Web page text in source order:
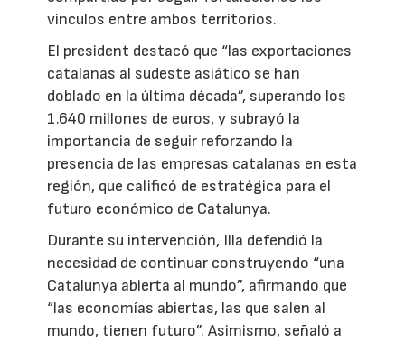
vínculos entre ambos territorios.
El president destacó que “las exportaciones
catalanas al sudeste asiático se han
doblado en la última década”, superando los
1.640 millones de euros, y subrayó la
importancia de seguir reforzando la
presencia de las empresas catalanas en esta
región, que calificó de estratégica para el
futuro económico de Catalunya.
Durante su intervención, Illa defendió la
necesidad de continuar construyendo “una
Catalunya abierta al mundo”, afirmando que
“las economías abiertas, las que salen al
mundo, tienen futuro”. Asimismo, señaló a